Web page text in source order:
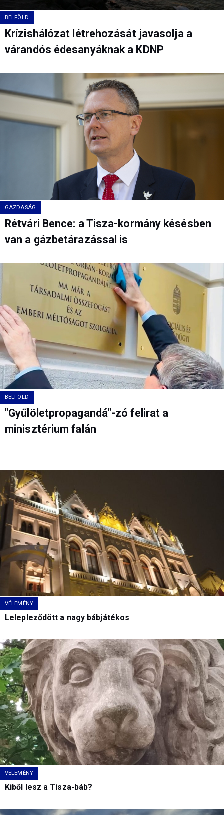
BELFÖLD
Krízishálózat létrehozását javasolja a
várandós édesanyáknak a KDNP
GAZDASÁG
Rétvári Bence: a Tisza-kormány késésben
van a gázbetárazással is
BELFÖLD
"Gyűlöletpropagandá"-zó felirat a
minisztérium falán
VÉLEMÉNY
Lelepleződött a nagy bábjátékos
VÉLEMÉNY
Kiből lesz a Tisza-báb?